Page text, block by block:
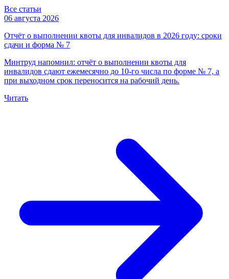
Все статьи
06 августа 2026
Отчёт о выполнении квоты для инвалидов в 2026 году: сроки
сдачи и форма № 7
Минтруд напомнил: отчёт о выполнении квоты для
инвалидов сдают ежемесячно до 10-го числа по форме № 7, а
при выходном срок переносится на рабочий день.
Читать